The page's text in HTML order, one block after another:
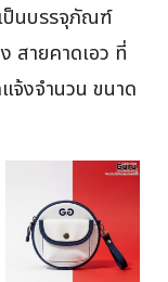
ป็นบรรจุภัณฑ์
สายคาดเอว ที่
จ้งจำนวน ขนาด